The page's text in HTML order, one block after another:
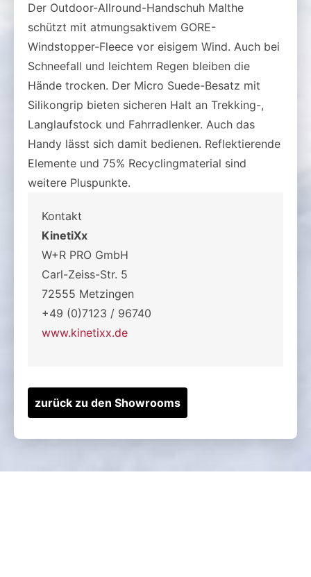
Der Outdoor-Allround-Handschuh Malthe
schützt mit atmungsaktivem GORE-
Windstopper-Fleece vor eisigem Wind. Auch bei
Schneefall und leichtem Regen bleiben die
Hände trocken. Der Micro Suede-Besatz mit
Silikongrip bieten sicheren Halt an Trekking-,
Langlaufstock und Fahrradlenker. Auch das
Handy lässt sich damit bedienen. Reflektierende
Elemente und 75% Recyclingmaterial sind
weitere Pluspunkte.
Kontakt
KinetiXx
W+R PRO GmbH
Carl-Zeiss-Str. 5
72555 Metzingen
+49 (0)7123 / 96740
www.kinetixx.de
zurück zu den Showrooms